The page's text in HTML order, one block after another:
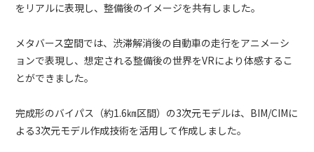
をリアルに表現し、整備後のイメージを共有しました。
メタバース空間では、渋滞解消後の自動車の走行をアニメーシ
ョンで表現し、想定される整備後の世界をVRにより体感するこ
とができました。
完成形のバイパス（約1.6㎞区間）の3次元モデルは、BIM/CIMに
よる3次元モデル作成技術を活用して作成しました。